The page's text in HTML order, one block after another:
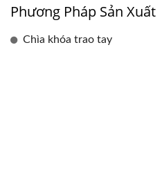
Phương Pháp Sản Xuất
Chìa khóa trao tay